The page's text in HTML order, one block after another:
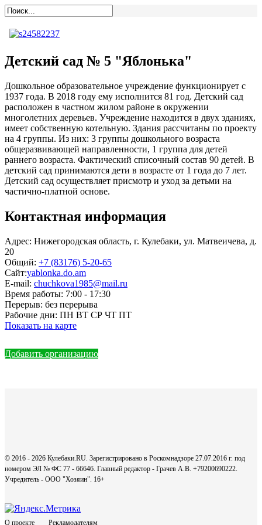
Детский сад № 5 "Яблонька"
Дошкольное образовательное учреждение функционирует с
1937 года. В 2018 году ему исполнится 81 год. Детский сад
расположен в частном жилом районе в окружении
многолетних деревьев. Учреждение находится в двух зданиях,
имеет собственную котельную. Здания рассчитаны по проекту
на 4 группы. Из них: 3 группы дошкольного возраста
общеразвивающей направленности, 1 группа для детей
раннего возраста. Фактический списочный состав 90 детей. В
детский сад принимаются дети в возрасте от 1 года до 7 лет.
Детский сад осуществляет присмотр и уход за детьми на
частично-платной основе.
Контактная информация
Адрес: Нижегородская область, г. Кулебаки, ул. Матвеичева, д.
20
Общий: +7 (83176) 5-20-65
Сайт:yablonka.do.am
E-mail: chuchkova1985@mail.ru
Время работы: 7:00 - 17:30
Перерыв: без перерыва
Рабочие дни: ПН ВТ СР ЧТ ПТ
Показать на карте
Добавить организацию
© 2016 - 2026 Кулебаки.RU. Зарегистрировано в Роскомнадзоре 27.07.2016 г. под
номером ЭЛ № ФС 77 - 66646. Главный редактор - Грачев А.В. +79200690222.
Учредитель - ООО "Хозяин". 16+
О проекте Рекламодателям